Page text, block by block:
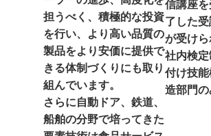
担うべく、積極的な投資
を行い、より高い品質の
製品をより安価に提供で
きる体制づくりにも取り
組んでいます。
さらに自動ドア、鉄道、
船舶の分野で培ってきた
信講座
了した
が受けら
社内検
付け技
造部門の